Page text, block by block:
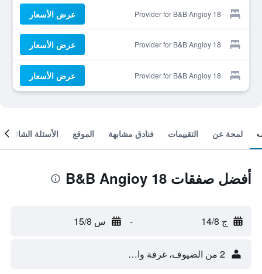
Provider for B&B Angioy 18 عرض الأسعار
Provider for B&B Angioy 18 عرض الأسعار
Provider for B&B Angioy 18 عرض الأسعار
لمحة عن التقييمات فنادق مشابهة الموقع الأسئلة الشائعة
أفضل صفقات B&B Angioy 18
ج 14/8 - س 15/8
2 من الضيوف، غرفة واحدة